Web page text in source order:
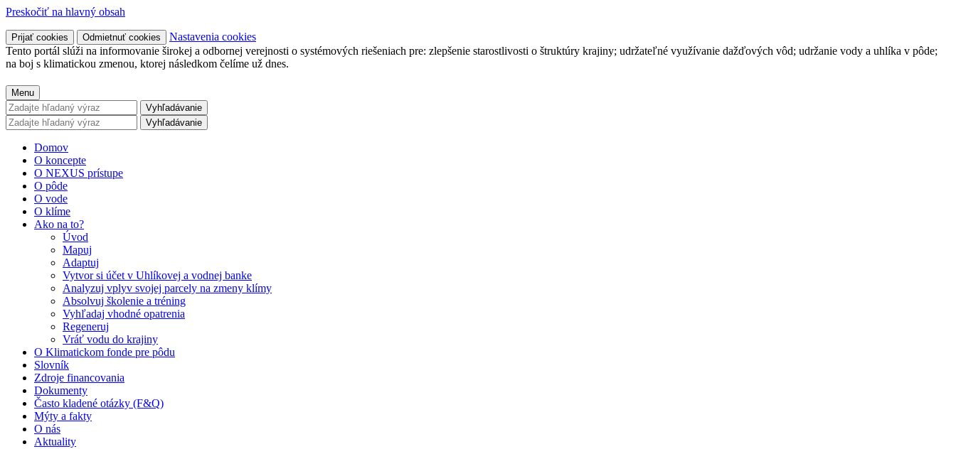
Preskočiť na hlavný obsah
Prijať cookies Odmietnuť cookies
Nastavenia cookies
Tento portál slúži na informovanie širokej a odbornej verejnosti o systémových riešeniach pre: zlepšenie starostlivosti o štruktúry krajiny; udržateľné využívanie dažďových vôd; udržanie vody a uhlíka v pôde;
na boj s klimatickou zmenou, ktorej následkom čelíme už dnes.
Menu
Vyhľadávanie
Vyhľadávanie
Domov
O koncepte
O NEXUS prístupe
O pôde
O vode
O klíme
Ako na to?
Úvod
Mapuj
Adaptuj
Vytvor si účet v Uhlíkovej a vodnej banke
Analyzuj vplyv svojej parcely na zmeny klímy
Absolvuj školenie a tréning
Vyhľadaj vhodné opatrenia
Regeneruj
Vráť vodu do krajiny
O Klimatickom fonde pre pôdu
Slovník
Zdroje financovania
Dokumenty
Často kladené otázky (F&Q)
Mýty a fakty
O nás
Aktuality